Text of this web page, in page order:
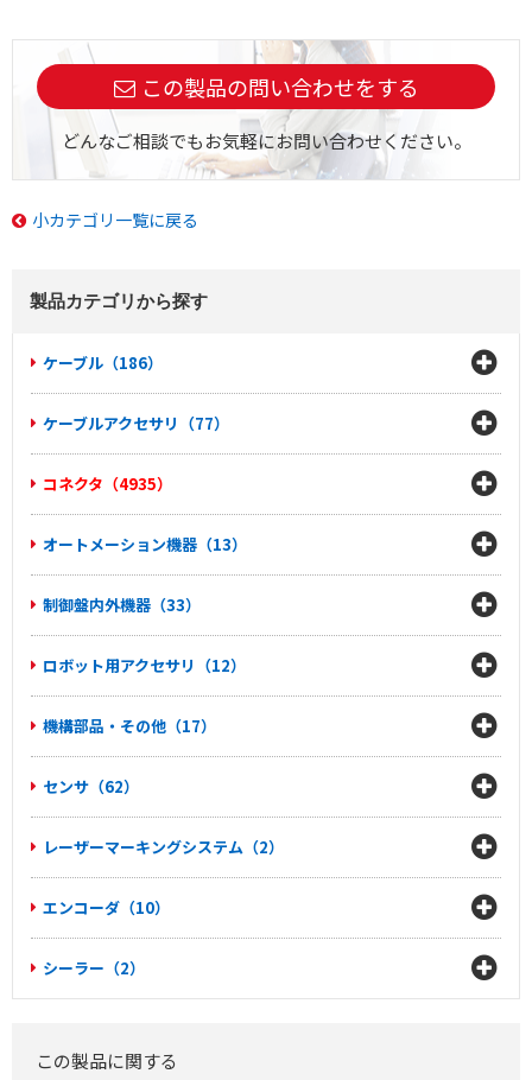
この製品の問い合わせをする
どんなご相談でもお気軽にお問い合わせください。
小カテゴリ一覧に戻る
製品カテゴリから探す
ケーブル（186）
ケーブルアクセサリ（77）
コネクタ（4935）
オートメーション機器（13）
制御盤内外機器（33）
ロボット用アクセサリ（12）
機構部品・その他（17）
センサ（62）
レーザーマーキングシステム（2）
エンコーダ（10）
シーラー（2）
この製品に関する